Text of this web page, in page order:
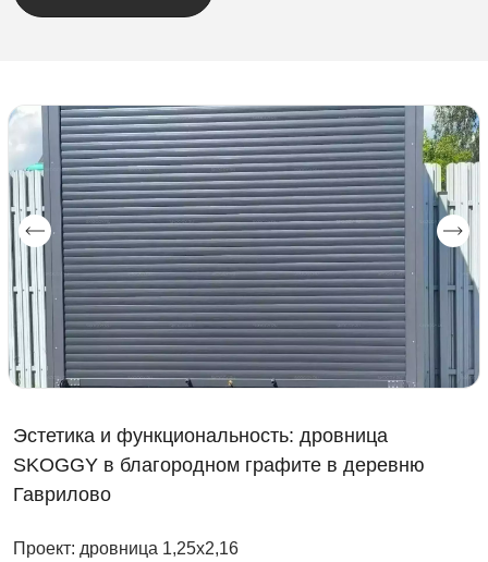
Эстетика и функциональность: дровница
SKOGGY в благородном графите в деревню
Гаврилово
Проект: дровница 1,25х2,16